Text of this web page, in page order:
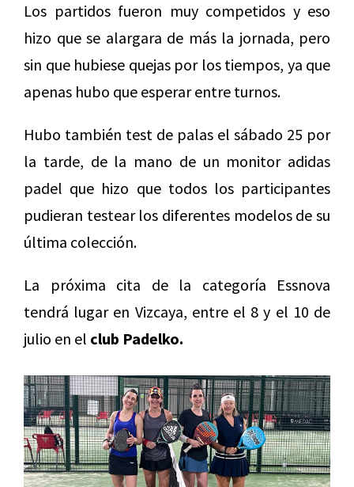
Los partidos fueron muy competidos y eso
hizo que se alargara de más la jornada, pero
sin que hubiese quejas por los tiempos, ya que
apenas hubo que esperar entre turnos.
Hubo también test de palas el sábado 25 por
la tarde, de la mano de un monitor adidas
padel que hizo que todos los participantes
pudieran testear los diferentes modelos de su
última colección.
La próxima cita de la categoría Essnova
tendrá lugar en Vizcaya, entre el 8 y el 10 de
julio en el club Padelko.